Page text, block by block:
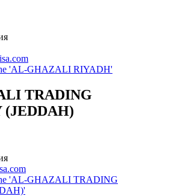
'AL-GHAZALI RIYADH'
TRADING
(JEDDAH)
'AL-GHAZALI TRADING